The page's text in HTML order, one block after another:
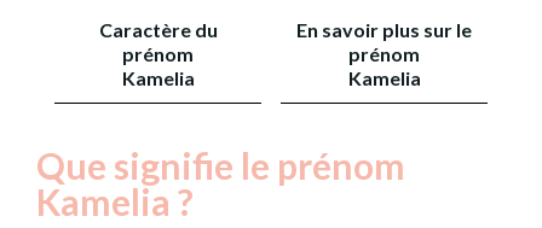
Caractère du
prénom
Kamelia
En savoir plus sur le
prénom
Kamelia
Que signifie le prénom
Kamelia ?